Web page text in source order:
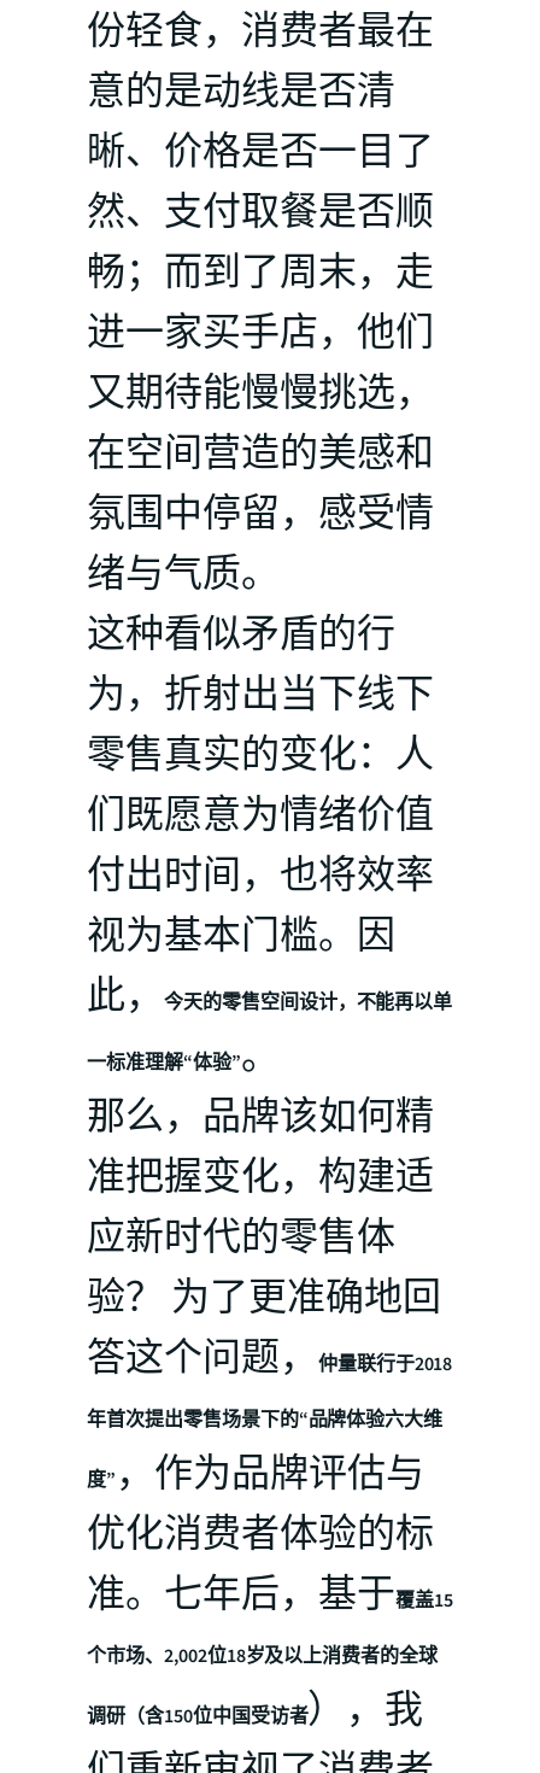
份轻食，消费者最在
意的是动线是否清
晰、价格是否一目了
然、支付取餐是否顺
畅；而到了周末，走
进一家买手店，他们
又期待能慢慢挑选，
在空间营造的美感和
氛围中停留，感受情
绪与气质。
这种看似矛盾的行
为，折射出当下线下
零售真实的变化：人
们既愿意为情绪价值
付出时间，也将效率
视为基本门槛。因
此，
今天的零售空间设计，不能再以单
一标准理解“体验”。
那么，品牌该如何精
准把握变化，构建适
应新时代的零售体
验？ 为了更准确地回
答这个问题，
仲量联行于2018
年首次提出零售场景下的“品牌体验六大维
度” ，作为品牌评估与
优化消费者体验的标
准。七年后，基于覆盖15
个市场、2,002位18岁及以上消费者的全球
调研（含150位中国受访者），我